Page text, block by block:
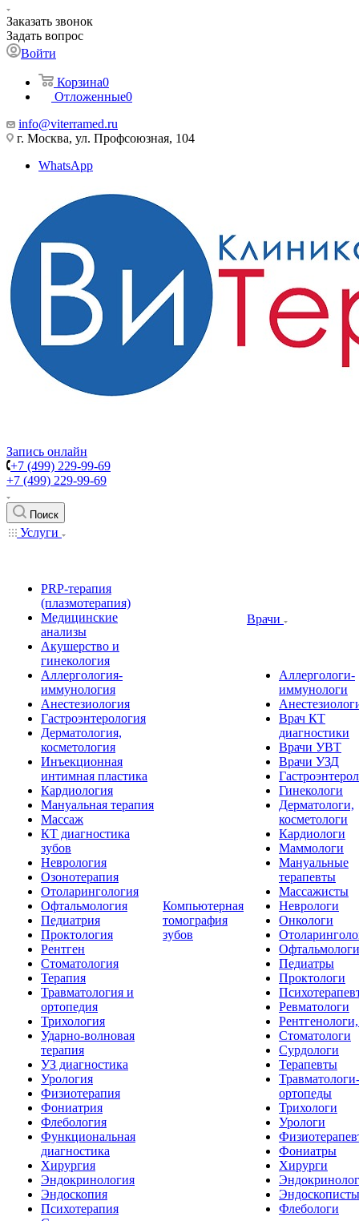
Заказать звонок
Задать вопрос
Войти
Корзина0
Отложенные0
info@viterramed.ru
г. Москва, ул. Профсоюзная, 104
WhatsApp
Запись онлайн
+7 (499) 229-99-69
+7 (499) 229-99-69
Поиск
Услуги
PRP-терапия
(плазмотерапия)
Медицинские
анализы
Акушерство и
гинекология
Аллергология-
иммунология
Анестезиология
Гастроэнтерология
Дерматология,
косметология
Инъекционная
интимная пластика
Кардиология
Мануальная терапия
Массаж
КТ диагностика
зубов
Неврология
Озонотерапия
Отоларингология
Офтальмология
Педиатрия
Проктология
Рентген
Стоматология
Терапия
Травматология и
ортопедия
Трихология
Ударно-волновая
терапия
УЗ диагностика
Урология
Физиотерапия
Фониатрия
Флебология
Функциональная
диагностика
Хирургия
Эндокринология
Эндоскопия
Психотерапия
Компьютерная
томография
зубов
Врачи
Аллергологи-
иммунологи
Врач КТ
диагностики
Врачи УВТ
Врачи УЗД
Гинекологи
Дерматологи,
косметологи
Кардиологи
Маммологи
Мануальные
терапевты
Массажисты
Неврологи
Онкологи
Офтальмологи
Педиатры
Проктологи
Ревматологи
Стоматологи
Сурдологи
Терапевты
Травматологи-
ортопеды
Трихологи
Урологи
Фониатры
Хирурги
Эндоскописты
Флебологи